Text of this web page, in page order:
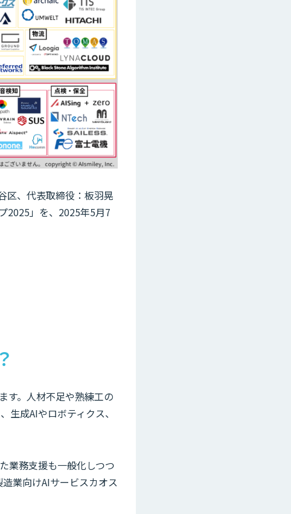
区、代表取締役：板羽晃
2025」を、2025年5月7
す。人材不足や熟練工の
成AIやロボティクス、
業務支援も一般化しつつ
業向けAIサービスカオス